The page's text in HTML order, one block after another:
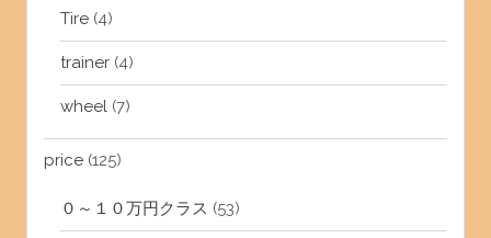
Tire(4)
trainer(4)
wheel(7)
price(125)
０～１０万円クラス (53)